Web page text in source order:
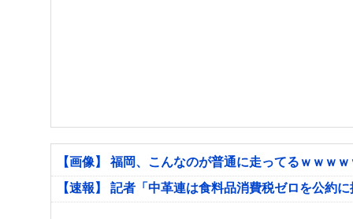
【画像】 福岡、こんなのが普通に走ってるｗｗｗ
【速報】 記者「中革連は食料品消費税ゼロを公約